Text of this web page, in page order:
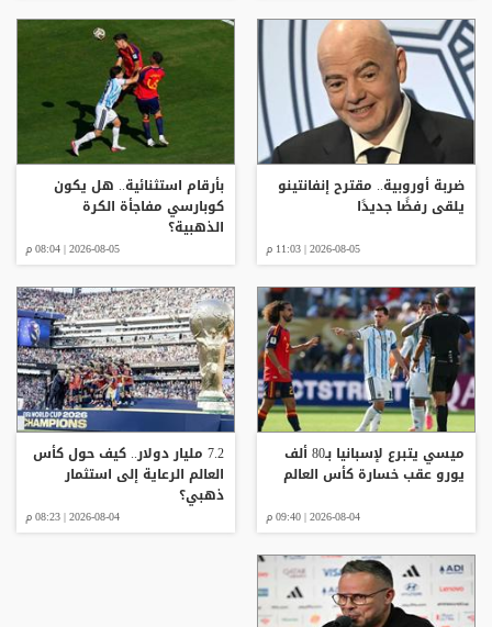
ضربة أوروبية.. مقترح إنفانتينو
يلقى رفضًا جديدًا
2026-08-05 | 11:03 م
بأرقام استثنائية.. هل يكون
كوبارسي مفاجأة الكرة
الذهبية؟
2026-08-05 | 08:04 م
ميسي يتبرع لإسبانيا بـ80 ألف
يورو عقب خسارة كأس العالم
2026-08-04 | 09:40 م
7.2 مليار دولار.. كيف حول كأس
العالم الرعاية إلى استثمار
ذهبي؟
2026-08-04 | 08:23 م